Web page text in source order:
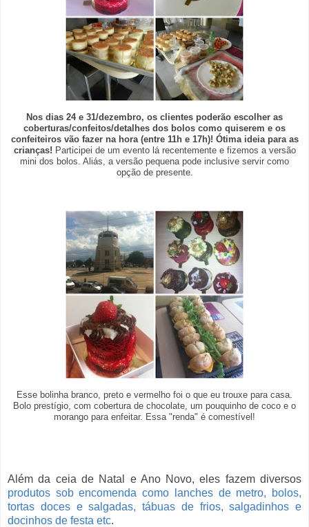
Nos dias 24 e 31/dezembro, os clientes poderão escolher as
coberturas/confeitos/detalhes dos bolos como quiserem e os
confeiteiros vão fazer na hora (entre 11h e 17h)! Ótima ideia para as
crianças! Participei de um evento lá recentemente e fizemos a versão
mini dos bolos. Aliás, a versão pequena pode inclusive servir como
opção de presente.
Esse bolinha branco, preto e vermelho foi o que eu trouxe para casa.
Bolo prestígio, com cobertura de chocolate, um pouquinho de coco e o
morango para enfeitar. Essa "renda" é comestível!
Além da ceia de Natal e Ano Novo, eles fazem diversos
produtos sob encomenda como lanches de metro, bolos,
tortas doces e salgadas, tábuas de frios, salgadinhos e
docinhos de festa etc.